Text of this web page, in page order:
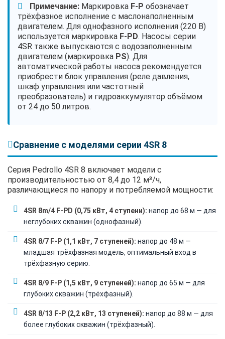
Примечание: Маркировка F-P обозначает
трёхфазное исполнение с маслонаполненным
двигателем. Для однофазного исполнения (220 В)
используется маркировка F-PD. Насосы серии
4SR также выпускаются с водозаполненным
двигателем (маркировка PS). Для
автоматической работы насоса рекомендуется
приобрести блок управления (реле давления,
шкаф управления или частотный
преобразователь) и гидроаккумулятор объёмом
от 24 до 50 литров.
Сравнение с моделями серии 4SR 8
Серия Pedrollo 4SR 8 включает модели с
производительностью от 8,4 до 12 м³/ч,
различающиеся по напору и потребляемой мощности:
4SR 8m/4 F-PD (0,75 кВт, 4 ступени): напор до 68 м — для
неглубоких скважин (однофазный).
4SR 8/7 F-P (1,1 кВт, 7 ступеней): напор до 48 м —
младшая трёхфазная модель, оптимальный вход в
трёхфазную серию.
4SR 8/9 F-P (1,5 кВт, 9 ступеней): напор до 65 м — для
глубоких скважин (трёхфазный).
4SR 8/13 F-P (2,2 кВт, 13 ступеней): напор до 88 м — для
более глубоких скважин (трёхфазный).